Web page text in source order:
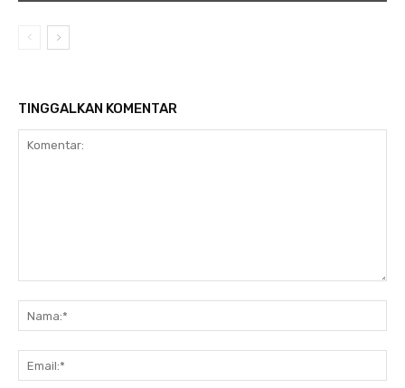
TINGGALKAN KOMENTAR